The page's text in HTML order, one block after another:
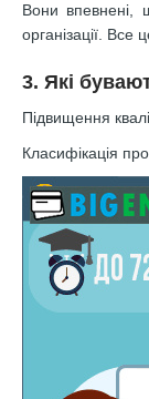
Вони впевнені,
організації. Все
3. Які
Підвищення
Класифікація